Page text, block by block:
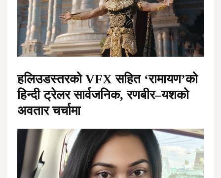
हलिउडस्तरको VFX सहित ‘रामायण’को
हिन्दी ट्रेलर सार्वजनिक, रणबीर–यशको
अवतार चर्चामा